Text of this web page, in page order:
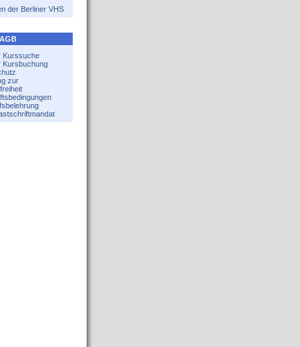
der Berliner VHS
Kurssuche
Kursbuchung
zur